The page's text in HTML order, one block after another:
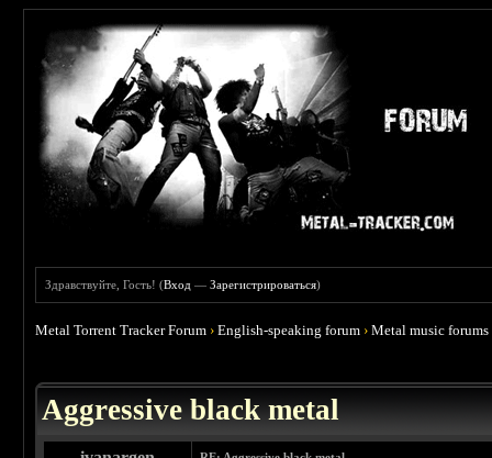
Здравствуйте, Гость! (Вход —Зарегистрироваться)
Metal Torrent Tracker Forum ›English-speaking forum ›Metal music forums
Aggressive black metal